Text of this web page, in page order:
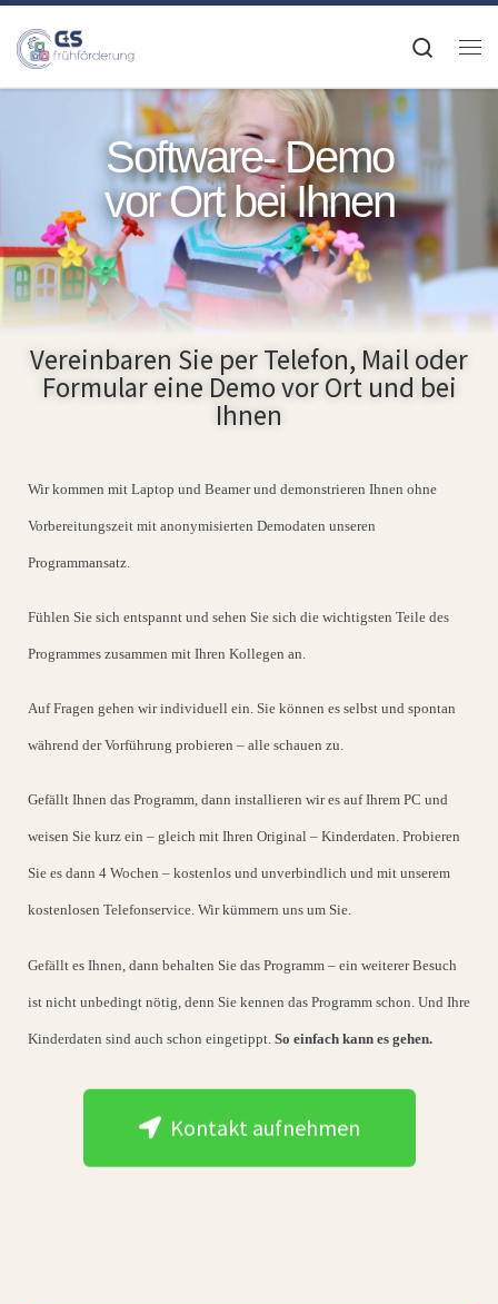
Zum Inhalt springen Search
vorort-demo
Software- Demo
vor Ort bei Ihnen
Vereinbaren Sie per Telefon, Mail oder
Formular eine Demo vor Ort und bei
Ihnen
Wir kommen mit Laptop und Beamer und demonstrieren Ihnen ohne
Vorbereitungszeit mit anonymisierten Demodaten unseren
Programmansatz.
Fühlen Sie sich entspannt und sehen Sie sich die wichtigsten Teile des
Programmes zusammen mit Ihren Kollegen an.
Auf Fragen gehen wir individuell ein. Sie können es selbst und spontan
während der Vorführung probieren – alle schauen zu.
Gefällt Ihnen das Programm, dann installieren wir es auf Ihrem PC und
weisen Sie kurz ein – gleich mit Ihren Original – Kinderdaten. Probieren
Sie es dann 4 Wochen – kostenlos und unverbindlich und mit unserem
kostenlosen Telefonservice. Wir kümmern uns um Sie.
Gefällt es Ihnen, dann behalten Sie das Programm – ein weiterer Besuch
ist nicht unbedingt nötig, denn Sie kennen das Programm schon. Und Ihre
Kinderdaten sind auch schon eingetippt. So einfach kann es gehen.
Kontakt aufnehmen